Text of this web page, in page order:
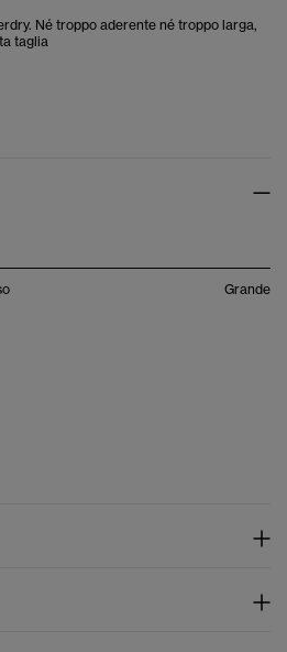
Né troppo aderente né troppo larga,
taglia
Grande